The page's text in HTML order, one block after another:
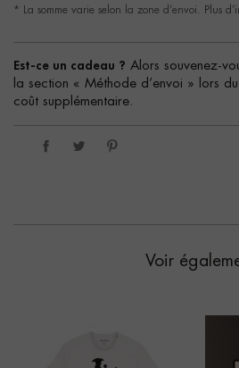
* La somme varie selon la zone d’envoi. Plus
Est-ce un cadeau ? Alors souvenez-
la section « Méthode d’envoi » lors
coût supplémentaire.
Voir